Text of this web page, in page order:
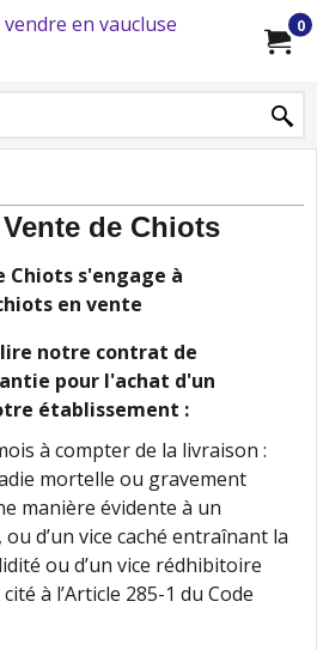
0
de Chiots
Chiots s'engage à
en vente
lire notre contrat de
pour l'achat d'un
établissement :
à compter de la livraison :
mortelle ou gravement
manière évidente à un
d’un vice caché entraînant la
ou d’un vice rédhibitoire
à l’Article 285-1 du Code